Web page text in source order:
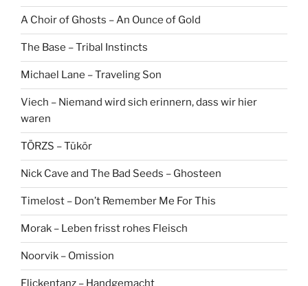
A Choir of Ghosts – An Ounce of Gold
The Base – Tribal Instincts
Michael Lane – Traveling Son
Viech – Niemand wird sich erinnern, dass wir hier
waren
TÖRZS – Tükör
Nick Cave and The Bad Seeds – Ghosteen
Timelost – Don’t Remember Me For This
Morak – Leben frisst rohes Fleisch
Noorvik – Omission